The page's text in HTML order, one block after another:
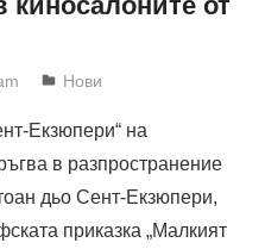
Нови
Екзюпери“ на
в разпространение
дьо Сент-Екзюпери,
приказка „Малкият